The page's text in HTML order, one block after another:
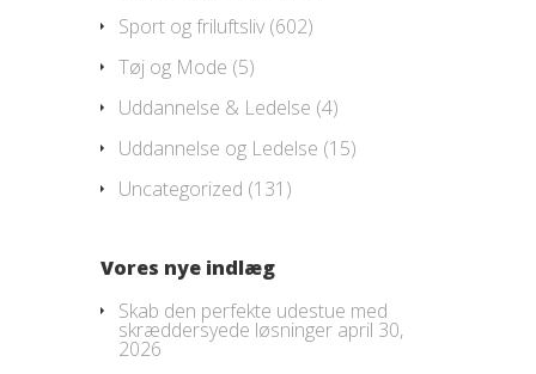
Sport og friluftsliv (602)
Tøj og Mode (5)
Uddannelse & Ledelse (4)
Uddannelse og Ledelse (15)
Uncategorized (131)
Vores nye indlæg
Skab den perfekte udestue med
skræddersyede løsninger april 30,
2026